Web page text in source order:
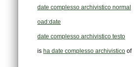
date complesso archivistico normal
oad:date
date complesso archivistico testo
is ha date complesso archivistico of